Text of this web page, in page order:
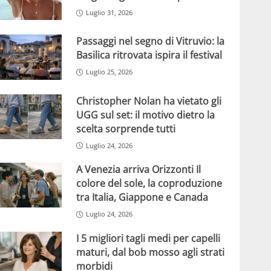
Luglio 31, 2026
Passaggi nel segno di Vitruvio: la
Basilica ritrovata ispira il festival
Luglio 25, 2026
Christopher Nolan ha vietato gli
UGG sul set: il motivo dietro la
scelta sorprende tutti
Luglio 24, 2026
A Venezia arriva Orizzonti Il
colore del sole, la coproduzione
tra Italia, Giappone e Canada
Luglio 24, 2026
I 5 migliori tagli medi per capelli
maturi, dal bob mosso agli strati
morbidi